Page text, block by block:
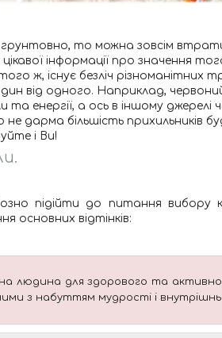
то можна зовсім
інформації про значення
ж, існує безліч різноманітних
від одного. Наприклад, червоний
енергії, а ось в іншому джерелі
дарма більшість прихильників
і Ви!
підійти до питання вибору
основних відтінків:
людина для здорового та
з набуттям мудрості і